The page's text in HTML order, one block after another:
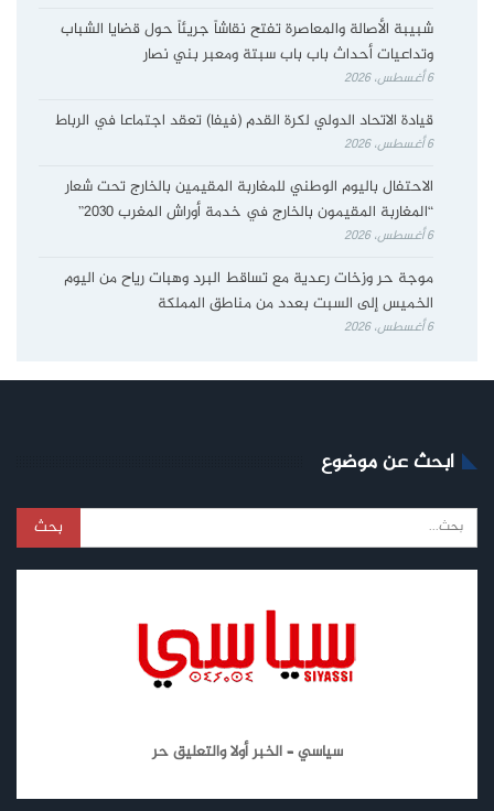
شبيبة الأصالة والمعاصرة تفتح نقاشاً جريئاً حول قضايا الشباب
وتداعيات أحداث باب باب سبتة ومعبر بني نصار
6 أغسطس، 2026
قيادة الاتحاد الدولي لكرة القدم (فيفا) تعقد اجتماعا في الرباط
6 أغسطس، 2026
الاحتفال باليوم الوطني للمغاربة المقيمين بالخارج تحت شعار
“المغاربة المقيمون بالخارج في خدمة أوراش المغرب 2030”
6 أغسطس، 2026
موجة حر وزخات رعدية مع تساقط البرد وهبات رياح من اليوم
الخميس إلى السبت بعدد من مناطق المملكة
6 أغسطس، 2026
ابحث عن موضوع
سياسي – الخبر أولا والتعليق حر